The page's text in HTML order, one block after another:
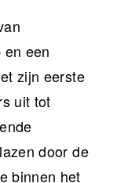
een
zijn eerste
uit tot
door de
binnen het